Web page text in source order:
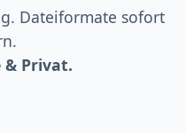
Dateiformate sofort
& Privat.